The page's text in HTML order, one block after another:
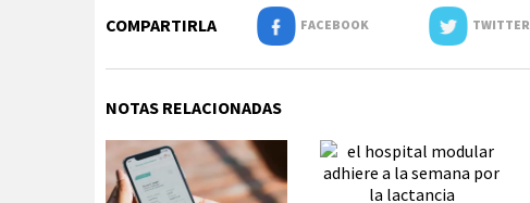
COMPARTIRLA FACEBOOK TWITTER
NOTAS RELACIONADAS